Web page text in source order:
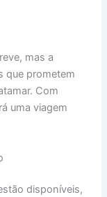
mas a
que prometem
Com
uma viagem
disponíveis,